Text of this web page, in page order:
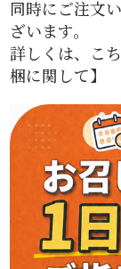
同時にご注文
ざいます。
詳しくは、こ
梱に関して】